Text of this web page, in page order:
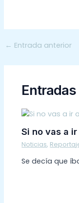
← Entrada anterior
Si no vas a
Noticias,
Se decía que